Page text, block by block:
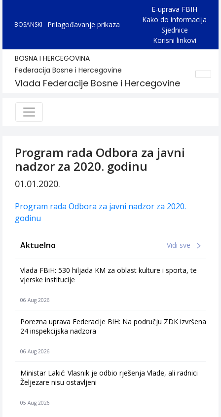
BOSANSKI Prilagođavanje prikaza
E-uprava FBIH
Kako do informacija
Sjednice
Korisni linkovi
BOSNA I HERCEGOVINA
Federacija Bosne i Hercegovine
Vlada Federacije Bosne i Hercegovine
Program rada Odbora za javni
nadzor za 2020. godinu
01.01.2020.
Program rada Odbora za javni nadzor za 2020.
godinu
Aktuelno Vidi sve
Vlada FBiH: 530 hiljada KM za oblast kulture i sporta, te
vjerske institucije
06 Aug 2026
Porezna uprava Federacije BiH: Na području ZDK izvršena
24 inspekcijska nadzora
06 Aug 2026
Ministar Lakić: Vlasnik je odbio rješenja Vlade, ali radnici
Željezare nisu ostavljeni
05 Aug 2026